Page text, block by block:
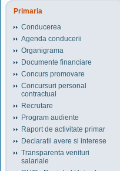
Primaria
Conducerea
Agenda conducerii
Organigrama
Documente financiare
Concurs promovare
Concursuri personal
contractual
Recrutare
Program audiente
Raport de activitate primar
Declaratii avere si interese
Transparenta venituri
salariale